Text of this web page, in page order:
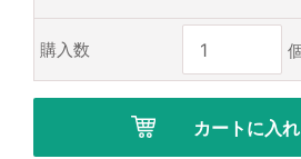
購入数